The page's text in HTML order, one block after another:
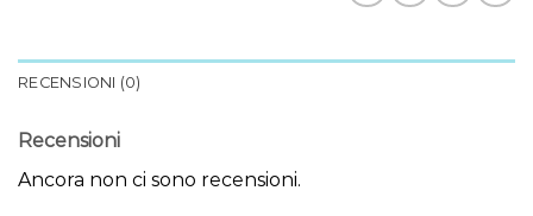
RECENSIONI (0)
Recensioni
Ancora non ci sono recensioni.